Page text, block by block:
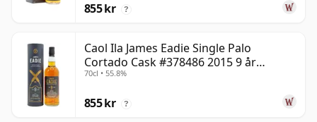
855 kr ?
Caol Ila James Eadie Single Palo
Cortado Cask #378486 2015 9 år
gammal
70cl • 55.8%
855 kr ?